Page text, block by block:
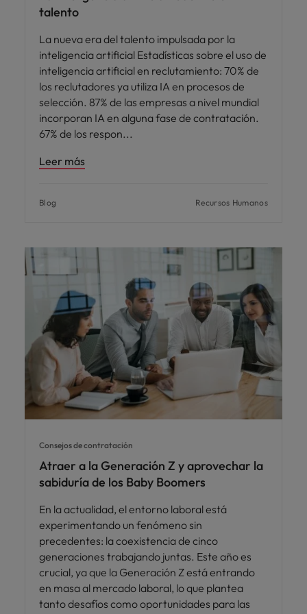
talento
La nueva era del talento impulsada por la
inteligencia artificial Estadísticas sobre el uso de
inteligencia artificial en reclutamiento: 70% de
los reclutadores ya utiliza IA en procesos de
selección. 87% de las empresas a nivel mundial
incorporan IA en alguna fase de contratación.
67% de los respon
Leer más
Blog Recursos Humanos
Consejos de contratación
Atraer a la Generación Z y aprovechar la
sabiduría de los Baby Boomers
En la actualidad, el entorno laboral está
experimentando un fenómeno sin
precedentes: la coexistencia de cinco
generaciones trabajando juntas. Este año es
crucial, ya que la Generación Z está entrando
en masa al mercado laboral, lo que plantea
tanto desafíos como oportunidades para las